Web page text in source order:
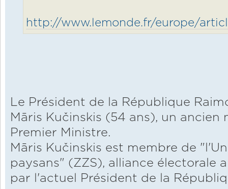
http://www.lemonde.fr/europe/
Le Président de la République
Māris Kučinskis (54 ans), un ancien
Premier Ministre.
Māris Kučinskis est membre de
paysans" (ZZS), alliance électorale
par l'actuel Président de la